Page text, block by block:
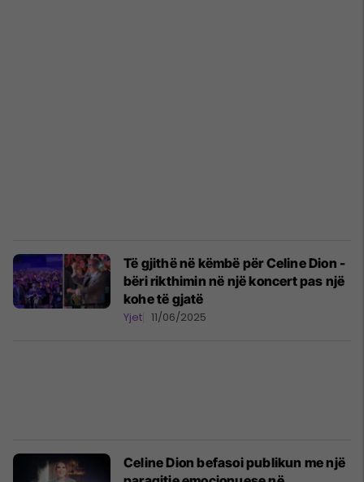
Të gjithë në këmbë për Celine Dion -
bëri rikthimin në një koncert pas një
kohe të gjatë
Yjet 11/06/2025
Celine Dion befasoi publikun me një